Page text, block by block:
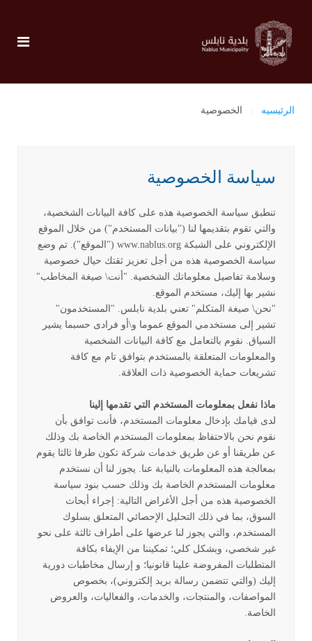
الرئيسيه الخصوصية
سياسة الخصوصية
تنطبق سياسة الخصوصية هذه على كافة البيانات الشخصية،
والتي تقوم بتقديمها لنا ("بيانات المستخدم") من خلال الموقع
الإلكتروني على الشبكة www.nablus.org ("الموقع"). تم وضع
سياسة الخصوصية هذه من أجل تعزيز ثقتك حيال خصوصية
وسلامة تفاصيل معلوماتك الشخصية. "أنت\ صيغة المخاطب"
نشير بها إليك، مستخدم الموقع.
"نحن\ صيغة المتكلم" تعني بلدية نابلس. "المستخدمون"
تشير إلى مستخدمي الموقع عموما و\أو فرادى حسبما يشير
السياق. نقوم بالتعامل مع كافة البيانات الشخصية
والمعلومات المتعلقة بالمستخدم بتوافق تام مع كافة
تشريعات حماية الخصوصية ذات العلاقة.
ماذا نفعل بمعلومات المستخدم التي تقدمها إلينا
لدى قيامك بإدخال معلومات المستخدم، فأنت توافق بأن
نقوم نحن بالاحتفاظ بمعلومات المستخدم الخاصة بك وذلك
عن طريقنا أو عن طريق خدمات شركة تكون طرفا ثالثا يقوم
بمعالجة هذه المعلومات بالنيابة عنا. يجوز لنا أن نستخدم
معلومات المستخدم الخاصة بك وذلك حسب بنود سياسة
الخصوصية هذه من أجل الأغراض التالية: إجراء أبحاث
السوق، بما في ذلك التحليل الإحصائي المتعلق بسلوك
المستخدم، والتي يجوز لنا عرضها على أطراف ثالثة على نحو
غير شخصي، وبشكل كلي؛ تمكيننا من الإيفاء بكافة
المتطلبات المفروضة علينا قانونيا؛ و إرسال مخاطبات دورية
إليك (والتي تتضمن رسالة بريد إلكتروني)، بخصوص
المواصفات، والمنتجات، والخدمات، والفعاليات، والعروض
الخاصة.